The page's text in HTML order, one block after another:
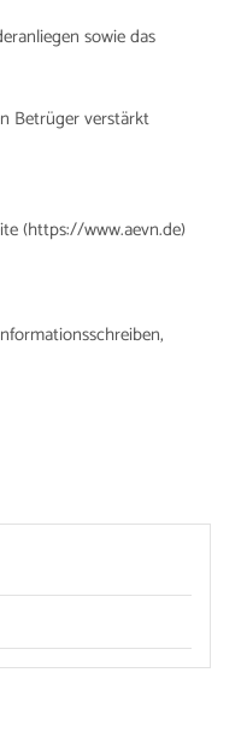
sowie das
Betrüger verstärkt
(https://www.aevn.de)